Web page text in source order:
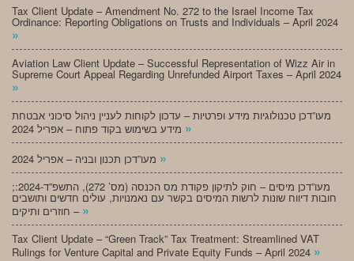
Tax Client Update – Amendment No. 272 to the Israel Income Tax
Ordinance: Reporting Obligations on Trusts and Individuals – April 2024
»
Aviation Law Client Update – Successful Representation of Wizz Air in
Supreme Court Appeal Regarding Unrefunded Airport Taxes – April 2024
»
מעו”דכן טכנולוגיות מידע ופרטיות – עדכון לקוחות לעניין ניהול סיכוני אבטחת
»
»
;מעו”דכן מיסים – חוק לתיקון פקודת מס הכנסה (מס’ 272), התשפ”ד-2024:
חובות דיווח שונות לרשות המיסים בקשר עם נאמנויות, עולים חדשים ותושבים
חוזרים ותיקים – »
Tax Client Update – “Green Track” Tax Treatment: Streamlined VAT
Rulings for Venture Capital and Private Equity Funds – April 2024 »